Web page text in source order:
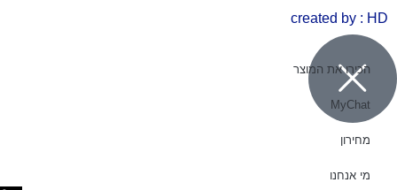
created by : HD
הכירו את המוצר
MyChat
מחירון
מי אנחנו